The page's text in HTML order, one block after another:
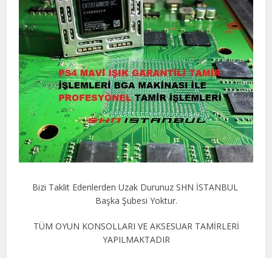
Bizi Taklit Edenlerden Uzak Durunuz SHN İSTANBUL
Başka Şubesi Yoktur.
TÜM OYUN KONSOLLARI VE AKSESUAR TAMİRLERİ
YAPILMAKTADIR